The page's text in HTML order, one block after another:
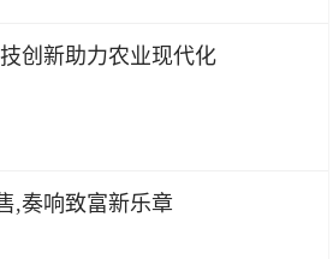
创新助力农业现代化
,奏响致富新乐章